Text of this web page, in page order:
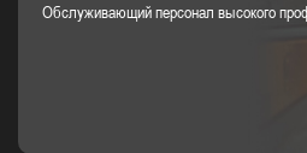
Обслуживающий персонал высокого